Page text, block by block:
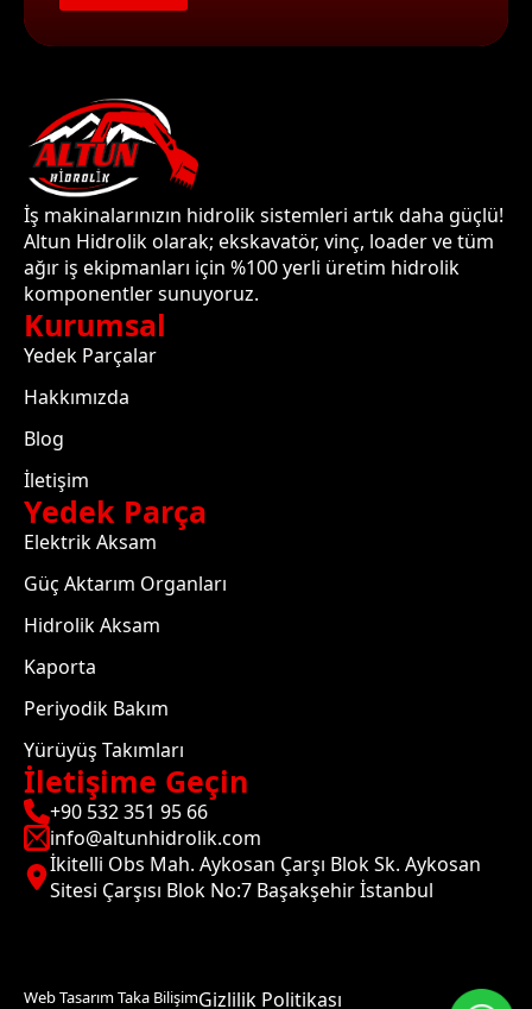
İş makinalarınızın hidrolik sistemleri artık daha güçlü!
Altun Hidrolik olarak; ekskavatör, vinç, loader ve tüm
ağır iş ekipmanları için %100 yerli üretim hidrolik
komponentler sunuyoruz.
Kurumsal
Yedek Parçalar
Hakkımızda
Blog
İletişim
Yedek Parça
Elektrik Aksam
Güç Aktarım Organları
Hidrolik Aksam
Kaporta
Periyodik Bakım
Yürüyüş Takımları
İletişime Geçin
+90 532 351 95 66
info@altunhidrolik.com
İkitelli Obs Mah. Aykosan Çarşı Blok Sk. Aykosan
Sitesi Çarşısı Blok No:7 Başakşehir İstanbul
Web Tasarım Taka BilişimGizlilik Politikası